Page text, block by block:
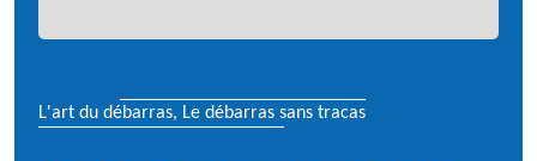
L'art du débarras, Le débarras sans tracas